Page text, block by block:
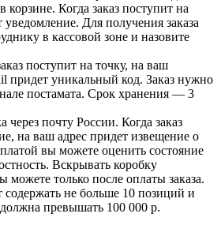
корзине. Когда заказ поступит на
уведомление. Для получения заказа
в кассовой зоне и назовите
поступит на точку, на ваш
придет уникальный код. Заказ нужно
постамата. Срок хранения — 3
через почту России. Когда заказ
на ваш адрес придет извещение о
вы можете оценить состояние
Вскрывать коробку
можете только после оплаты заказа.
содержать не больше 10 позиций и
превышать 100 000 р.